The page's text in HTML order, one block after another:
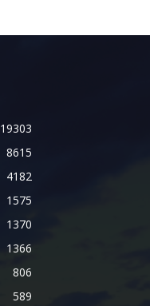
19303
8615
4182
1575
1370
1366
806
589